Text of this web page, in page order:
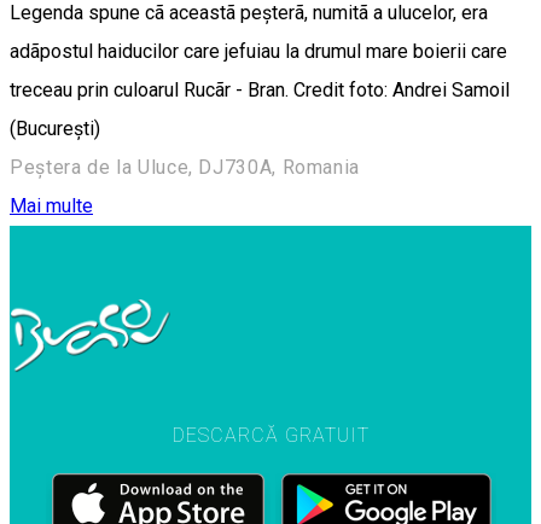
Legenda spune cã aceastã peșterã, numitã a ulucelor, era
adãpostul haiducilor care jefuiau la drumul mare boierii care
treceau prin culoarul Rucãr - Bran. Credit foto: Andrei Samoil
(București)
Peștera de la Uluce, DJ730A, Romania
Mai multe
DESCARCĂ GRATUIT